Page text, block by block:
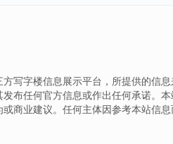
写字楼信息展示平台，所提供的信
布任何官方信息或作出任何承诺。
商业建议。任何主体因参考本站信